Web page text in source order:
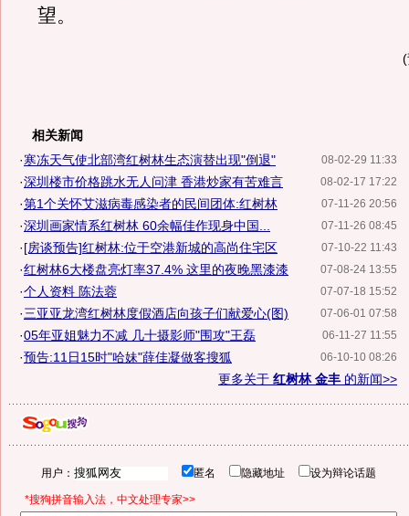
望。
相关新闻
08-02-29 11:33
·寒冻天气使北部湾红树林生态演替出现"倒退"
08-02-17 17:22
·深圳楼市价格跳水无人问津 香港炒家有苦难言
07-11-26 20:56
·第1个关怀艾滋病毒感染者的民间团体:红树林
07-11-26 08:45
·深圳画家情系红树林 60余幅佳作现身中国...
07-10-22 11:43
·[房谈预告]红树林:位于空港新城的高尚住宅区
07-08-24 13:55
·红树林6大楼盘亮灯率37.4% 这里的夜晚黑漆漆
07-07-18 15:52
·个人资料 陈法蓉
07-06-01 07:58
·三亚亚龙湾红树林度假酒店向孩子们献爱心(图)
06-11-27 11:55
·05年亚姐魅力不减 几十摄影师"围攻"王磊
06-10-10 08:26
·预告:11日15时"哈妹"薛佳凝做客搜狐
更多关于 红树林 金丰 的新闻>>
用户： 匿名 隐藏地址 设为辩论话题
*搜狗拼音输入法，中文处理专家>>